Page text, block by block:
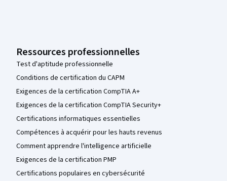
Ressources professionnelles
Test d'aptitude professionnelle
Conditions de certification du CAPM
Exigences de la certification CompTIA A+
Exigences de la certification CompTIA Security+
Certifications informatiques essentielles
Compétences à acquérir pour les hauts revenus
Comment apprendre l'intelligence artificielle
Exigences de la certification PMP
Certifications populaires en cybersécurité